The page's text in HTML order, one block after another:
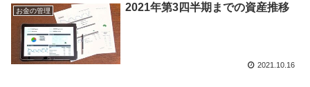
お金の管理 2021年第3四半期までの資産推移
2021.10.16